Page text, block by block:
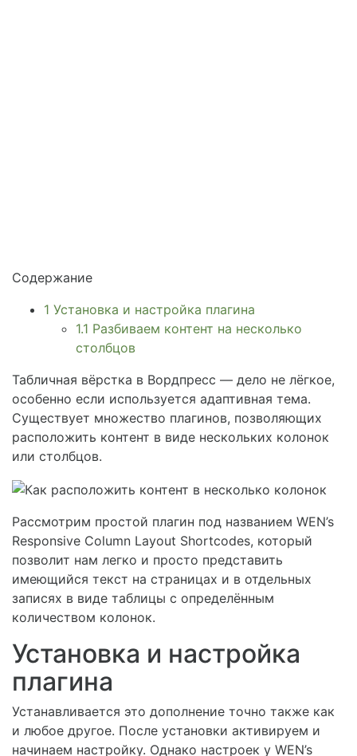
Содержание
1 Установка и настройка плагина
1.1 Разбиваем контент на несколько
столбцов
Табличная вёрстка в Вордпресс — дело не лёгкое,
особенно если используется адаптивная тема.
Существует множество плагинов, позволяющих
расположить контент в виде нескольких колонок
или столбцов.
Рассмотрим простой плагин под названием WEN’s
Responsive Column Layout Shortcodes, который
позволит нам легко и просто представить
имеющийся текст на страницах и в отдельных
записях в виде таблицы с определённым
количеством колонок.
Установка и настройка
плагина
Устанавливается это дополнение точно также как
и любое другое. После установки активируем и
начинаем настройку. Однако настроек у WEN’s